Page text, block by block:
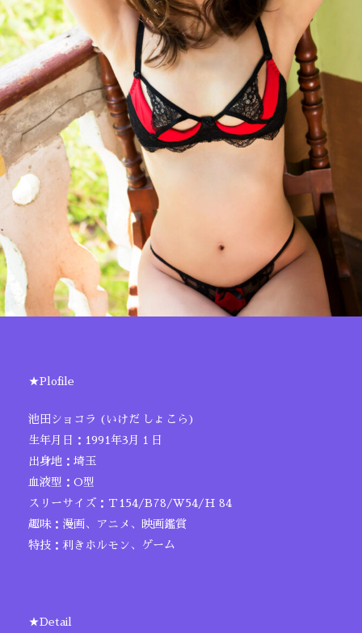
★Plofile
池田ショコラ (いけだ しょこら)
生年月日：1991年3月１日
出身地：埼玉
血液型：O型
スリーサイズ：Ｔ154/B78/W54/H 84
趣味：漫画、アニメ、映画鑑賞
特技：利きホルモン、ゲーム
★Detail